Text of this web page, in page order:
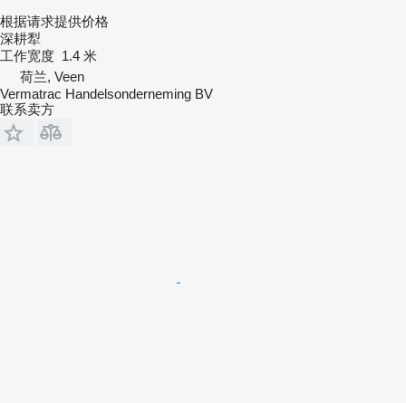
根据请求提供价格
深耕犁
工作宽度 1.4 米
荷兰, Veen
Vermatrac Handelsonderneming BV
联系卖方